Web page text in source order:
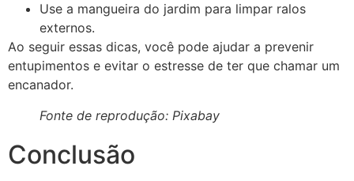
Use a mangueira do jardim para limpar ralos
externos.
Ao seguir essas dicas, você pode ajudar a prevenir
entupimentos e evitar o estresse de ter que chamar um
encanador.
Fonte de reprodução: Pixabay
Conclusão